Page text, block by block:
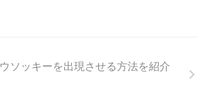
ソッキーを出現させる方法を紹介